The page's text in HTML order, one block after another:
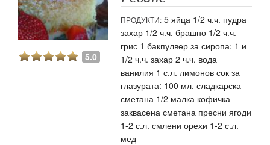
5.0
ПРОДУКТИ: 5 яйца 1/2 ч.ч. пудра
захар 1/2 ч.ч. брашно 1/2 ч.ч.
грис 1 бакпулвер за сиропа: 1 и
1/2 ч.ч. захар 2 ч.ч. вода
ванилия 1 с.л. лимонов сок за
глазурата: 100 мл. сладкарска
сметана 1/2 малка кофичка
заквасена сметана пресни ягоди
1-2 с.л. смлени орехи 1-2 с.л.
мед